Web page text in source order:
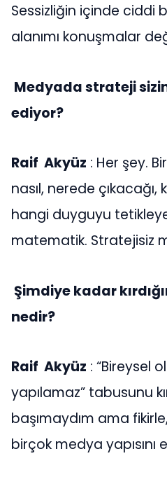
Sessizliğin içinde ciddi
alanımı konuşmalar
Medyada strateji
ediyor?
Raif Akyüz : Her şey.
nasıl, nerede çıkacağı,
hangi duyguyu
matematik. Stratejisiz
Şimdiye kadar
nedir?
Raif Akyüz : “Bireysel
yapılamaz” tabusunu
başımaydım ama
birçok medya yapısını